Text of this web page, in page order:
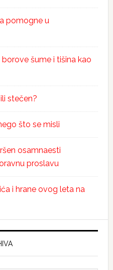
pomogne u
šume i tišina kao
stečen?
što se misli
osamnaesti
proslavu
i hrane ovog leta na